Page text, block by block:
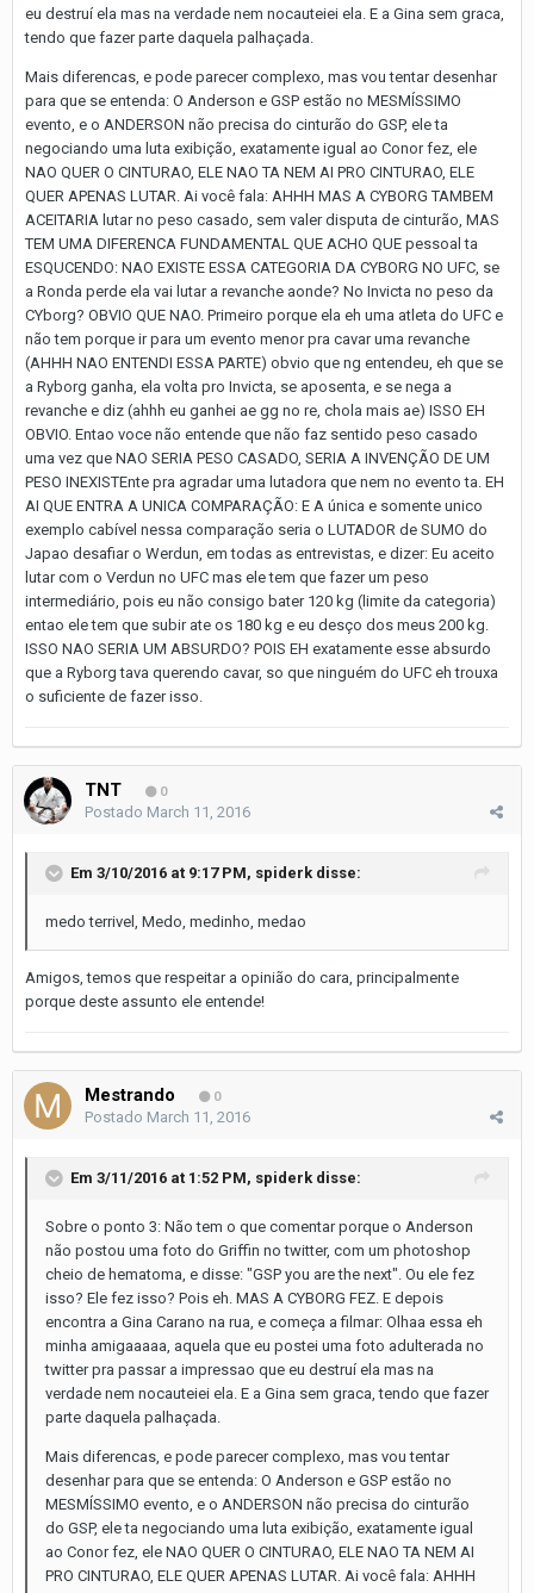
eu destruí ela mas na verdade nem nocauteiei ela. E a Gina sem graca,
tendo que fazer parte daquela palhaçada.
Mais diferencas, e pode parecer complexo, mas vou tentar desenhar
para que se entenda: O Anderson e GSP estão no MESMÍSSIMO
evento, e o ANDERSON não precisa do cinturão do GSP, ele ta
negociando uma luta exibição, exatamente igual ao Conor fez, ele
NAO QUER O CINTURAO, ELE NAO TA NEM AI PRO CINTURAO, ELE
QUER APENAS LUTAR. Ai você fala: AHHH MAS A CYBORG TAMBEM
ACEITARIA lutar no peso casado, sem valer disputa de cinturão, MAS
TEM UMA DIFERENCA FUNDAMENTAL QUE ACHO QUE pessoal ta
ESQUCENDO: NAO EXISTE ESSA CATEGORIA DA CYBORG NO UFC, se
a Ronda perde ela vai lutar a revanche aonde? No Invicta no peso da
CYborg? OBVIO QUE NAO. Primeiro porque ela eh uma atleta do UFC e
não tem porque ir para um evento menor pra cavar uma revanche
(AHHH NAO ENTENDI ESSA PARTE) obvio que ng entendeu, eh que se
a Ryborg ganha, ela volta pro Invicta, se aposenta, e se nega a
revanche e diz (ahhh eu ganhei ae gg no re, chola mais ae) ISSO EH
OBVIO. Entao voce não entende que não faz sentido peso casado
uma vez que NAO SERIA PESO CASADO, SERIA A INVENÇÃO DE UM
PESO INEXISTEnte pra agradar uma lutadora que nem no evento ta. EH
AI QUE ENTRA A UNICA COMPARAÇÃO: E A única e somente unico
exemplo cabível nessa comparação seria o LUTADOR de SUMO do
Japao desafiar o Werdun, em todas as entrevistas, e dizer: Eu aceito
lutar com o Verdun no UFC mas ele tem que fazer um peso
intermediário, pois eu não consigo bater 120 kg (limite da categoria)
entao ele tem que subir ate os 180 kg e eu desço dos meus 200 kg.
ISSO NAO SERIA UM ABSURDO? POIS EH exatamente esse absurdo
que a Ryborg tava querendo cavar, so que ninguém do UFC eh trouxa
o suficiente de fazer isso.
TNT 0
Postado March 11, 2016
Em 3/10/2016 at 9:17 PM, spiderk disse:
medo terrivel, Medo, medinho, medao
Amigos, temos que respeitar a opinião do cara, principalmente
porque deste assunto ele entende!
Mestrando 0
Postado March 11, 2016
Em 3/11/2016 at 1:52 PM, spiderk disse:
Sobre o ponto 3: Não tem o que comentar porque o Anderson
não postou uma foto do Griffin no twitter, com um photoshop
cheio de hematoma, e disse: "GSP you are the next". Ou ele fez
isso? Ele fez isso? Pois eh. MAS A CYBORG FEZ. E depois
encontra a Gina Carano na rua, e começa a filmar: Olhaa essa eh
minha amigaaaaa, aquela que eu postei uma foto adulterada no
twitter pra passar a impressao que eu destruí ela mas na
verdade nem nocauteiei ela. E a Gina sem graca, tendo que fazer
parte daquela palhaçada.
Mais diferencas, e pode parecer complexo, mas vou tentar
desenhar para que se entenda: O Anderson e GSP estão no
MESMÍSSIMO evento, e o ANDERSON não precisa do cinturão
do GSP, ele ta negociando uma luta exibição, exatamente igual
ao Conor fez, ele NAO QUER O CINTURAO, ELE NAO TA NEM AI
PRO CINTURAO, ELE QUER APENAS LUTAR. Ai você fala: AHHH